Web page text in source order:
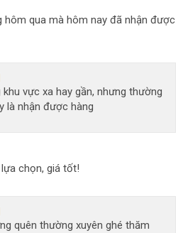
hôm qua mà hôm nay đã nhận được
vực xa hay gần, nhưng thường
là nhận được hàng
chọn, giá tốt!
quên thường xuyên ghé thăm